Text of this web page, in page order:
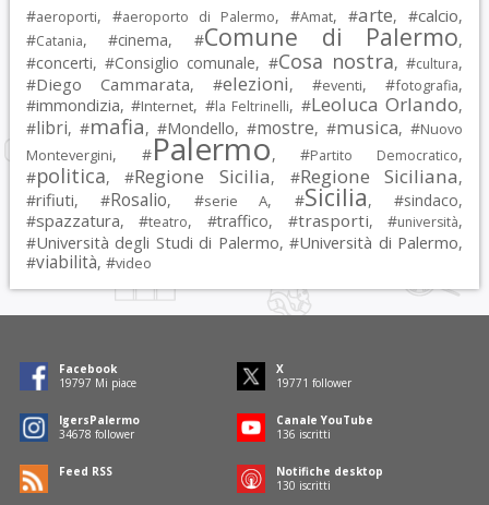
#aeroporti, #aeroporto di Palermo, #Amat, #arte, #calcio,
#Catania, #cinema, #Comune di Palermo,
#concerti, #Consiglio comunale, #Cosa nostra, #cultura,
#Diego Cammarata, #elezioni, #eventi, #fotografia,
#immondizia, #Internet, #la Feltrinelli, #Leoluca Orlando,
#libri, #mafia, #Mondello, #mostre, #musica, #Nuovo
Montevergini, #Palermo, #Partito Democratico,
#politica, #Regione Sicilia, #Regione Siciliana,
#rifiuti, #Rosalio, #serie A, #Sicilia, #sindaco,
#spazzatura, #teatro, #traffico, #trasporti, #università,
#Università degli Studi di Palermo, #Università di Palermo,
#viabilità, #video
Facebook
19797 Mi piace
X
19771 follower
IgersPalermo
34678 follower
Canale YouTube
136 iscritti
Feed RSS
Notifiche desktop
130 iscritti